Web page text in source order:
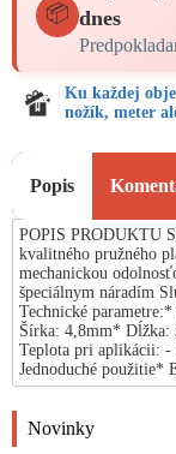
📦 dnes
Ku každej
nožík, meter
Popis
POPIS PRODUKTU
kvalitného pružného
mechanickou
špeciálnym náradím
Technické
Šírka: 4,8mm*
Teplota pri aplikácii: -
Jednoduché použitie*
Novinky